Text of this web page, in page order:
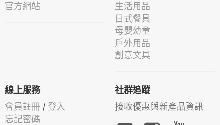
官方網站
生活用品
日式餐具
母嬰幼童
戶外用品
創意文具
線上服務
會員註冊 / 登入
忘記密碼
社群追蹤
接收優惠與新產品資訊